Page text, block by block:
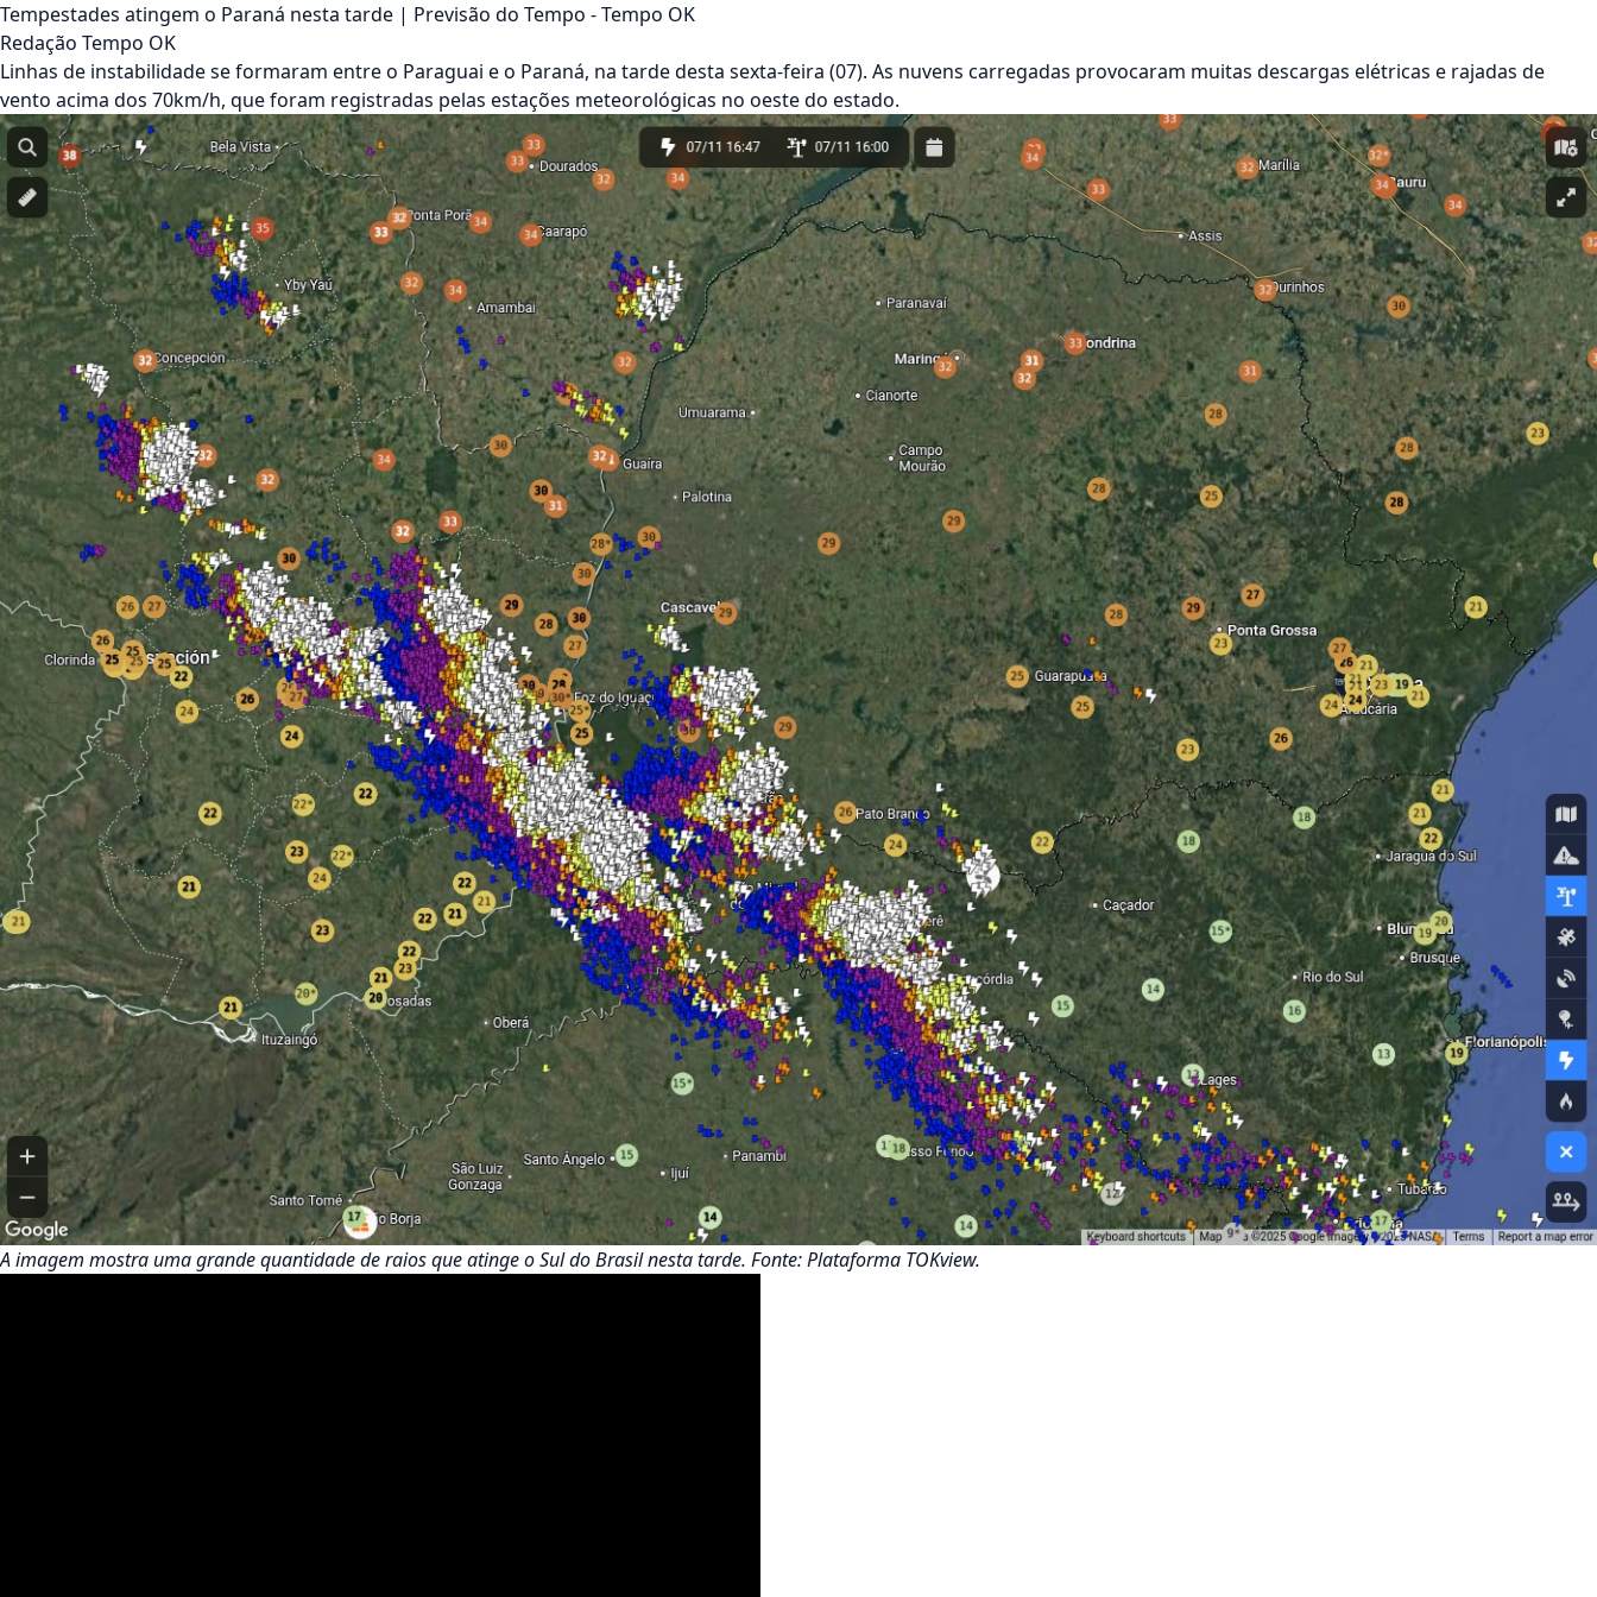
Tempestades atingem o Paraná nesta tarde | Previsão do Tempo - Tempo OK
Redação Tempo OK
Linhas de instabilidade se formaram entre o Paraguai e o Paraná, na tarde desta sexta-feira (07). As nuvens carregadas provocaram muitas descargas elétricas e rajadas de
vento acima dos 70km/h, que foram registradas pelas estações meteorológicas no oeste do estado.
A imagem mostra uma grande quantidade de raios que atinge o Sul do Brasil nesta tarde. Fonte: Plataforma TOKview.